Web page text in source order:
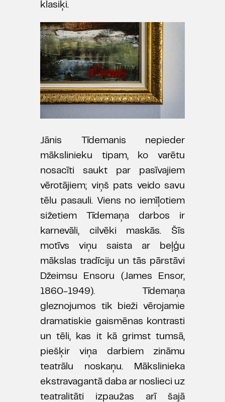
klasiķi.
Jānis Tīdemanis nepieder
mākslinieku tipam, ko varētu
nosacīti saukt par pasīvajiem
vērotājiem; viņš pats veido savu
tēlu pasauli. Viens no iemīļotiem
sižetiem Tīdemaņa darbos ir
karnevāli, cilvēki maskās. Šīs
motīvs viņu saista ar beļģu
mākslas tradīciju un tās pārstāvi
Džeimsu Ensoru (James Ensor,
1860-1949). Tīdemaņa
gleznojumos tik bieži vērojamie
dramatiskie gaismēnas kontrasti
un tēli, kas it kā grimst tumsā,
piešķir viņa darbiem zināmu
teatrālu noskaņu. Mākslinieka
ekstravagantā daba ar noslieci uz
teatralitāti izpaužas arī šajā